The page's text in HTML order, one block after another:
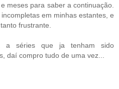
meses para saber a continuação.
em minhas estantes, e
frustrante.
a séries que ja tenham sido
daí compro tudo de uma vez...